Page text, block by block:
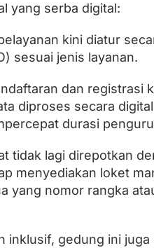
yang serba digital:
kini diatur
sesuai jenis layanan.
dan registrasi
diproses secara
durasi
tidak lagi direpotkan
menyediakan loket
yang nomor rangka
inklusif, gedung ini